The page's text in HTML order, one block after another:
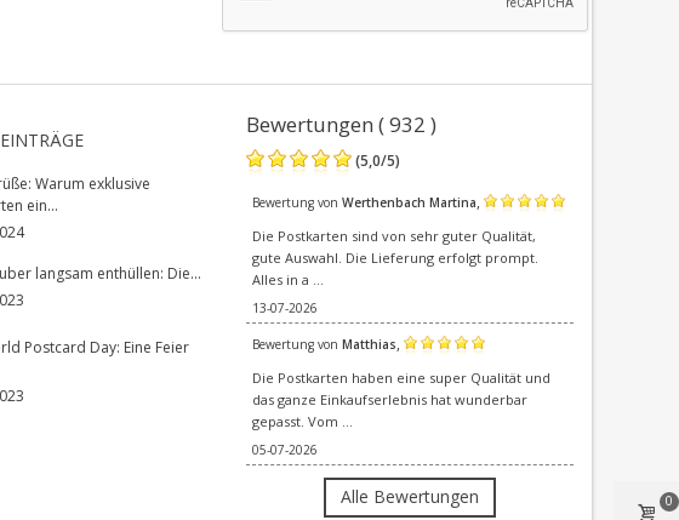
Warum exklusive
ein...
langsam enthüllen: Die...
Postcard Day: Eine Feier
Bewertungen ( 932 )
(5,0/5)
Bewertung von Werthenbach Martina,
Die Postkarten sind von sehr guter Qualität,
gute Auswahl. Die Lieferung erfolgt prompt.
Alles in a ...
13-07-2026
Bewertung von Matthias,
Die Postkarten haben eine super Qualität und
das ganze Einkaufserlebnis hat wunderbar
gepasst. Vom ...
05-07-2026
Alle Bewertungen 0